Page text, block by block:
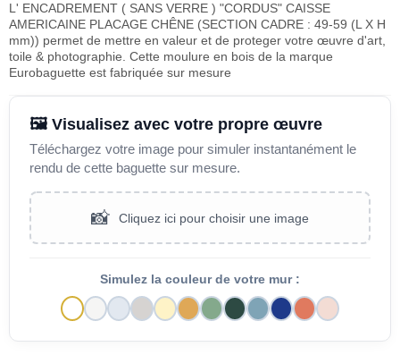
L' ENCADREMENT ( SANS VERRE ) "CORDUS" CAISSE
AMERICAINE PLACAGE CHÊNE (SECTION CADRE : 49-59 (L X H
mm)) permet de mettre en valeur et de proteger votre œuvre d'art,
toile & photographie. Cette moulure en bois de la marque
Eurobaguette est fabriquée sur mesure
🖼️ Visualisez avec votre propre œuvre
Téléchargez votre image pour simuler instantanément le
rendu de cette baguette sur mesure.
📸 Cliquez ici pour choisir une image
Simulez la couleur de votre mur :